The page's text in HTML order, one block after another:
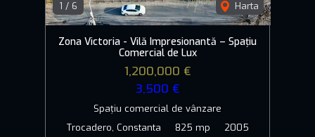
1 / 6 Harta
Zona Victoria - Vilă Impresionantă – Spațiu
Comercial de Lux
1,200,000 €
3,500 €
Spațiu comercial de vânzare
Trocadero, Constanta
825 mp 2005